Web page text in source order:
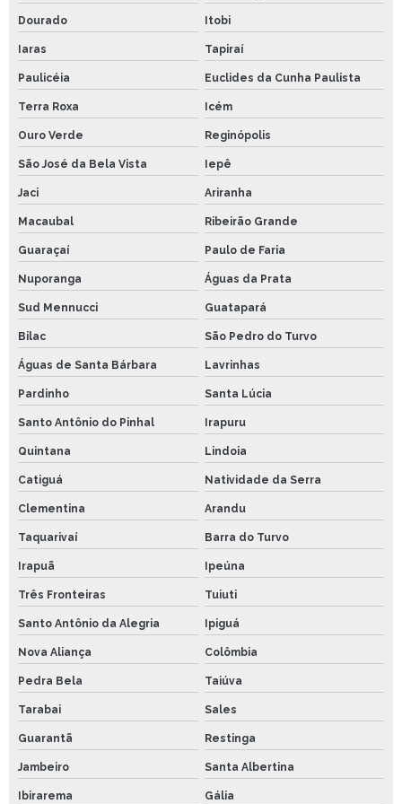
Dourado Itobi
Iaras Tapiraí
Paulicéia Euclides da Cunha Paulista
Terra Roxa Icém
Ouro Verde Reginópolis
São José da Bela Vista Iepê
Jaci Ariranha
Macaubal Ribeirão Grande
Guaraçaí Paulo de Faria
Nuporanga Águas da Prata
Sud Mennucci Guatapará
Bilac São Pedro do Turvo
Águas de Santa Bárbara Lavrinhas
Pardinho Santa Lúcia
Santo Antônio do Pinhal Irapuru
Quintana Lindoia
Catiguá Natividade da Serra
Clementina Arandu
Taquarivaí Barra do Turvo
Irapuã Ipeúna
Três Fronteiras Tuiuti
Santo Antônio da Alegria Ipiguá
Nova Aliança Colômbia
Pedra Bela Taiúva
Tarabai Sales
Guarantã Restinga
Jambeiro Santa Albertina
Ibirarema Gália